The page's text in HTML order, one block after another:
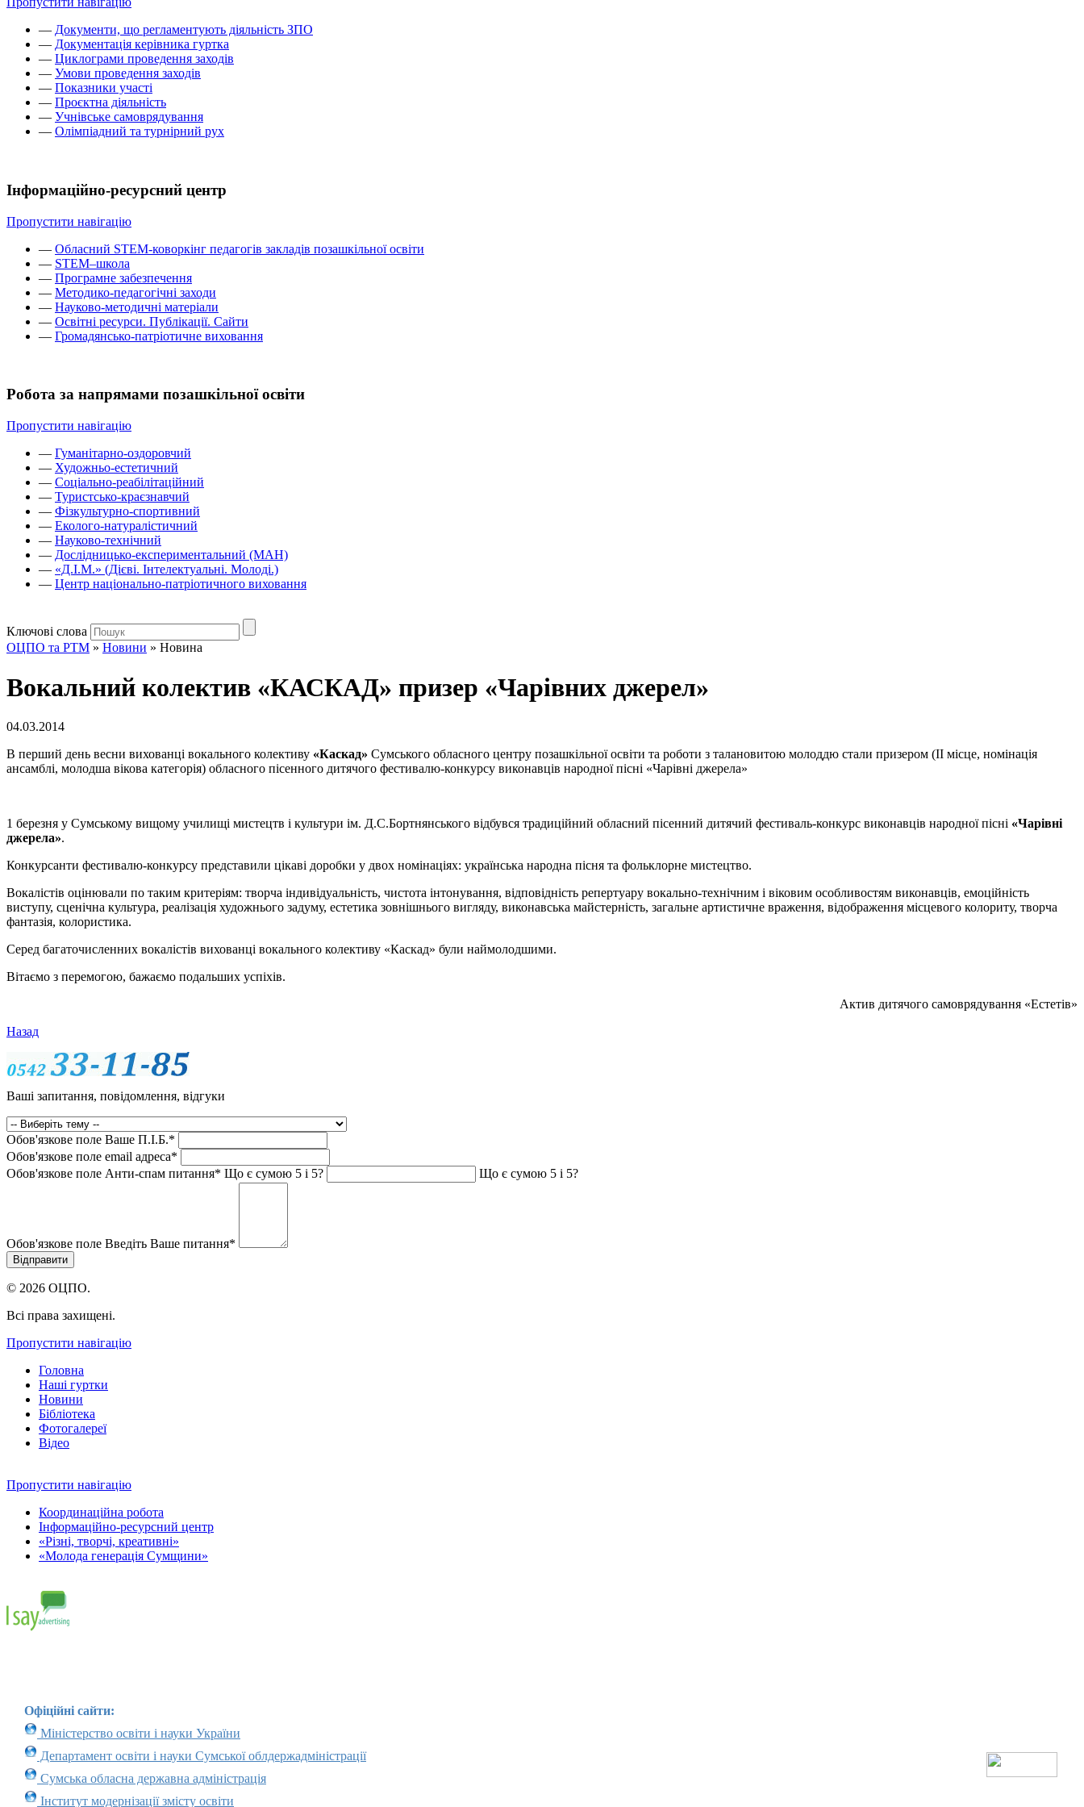
— Документи, що регламентують діяльність ЗПО
— Документація керівника гуртка
— Циклограми проведення заходів
— Умови проведення заходів
— Показники участі
— Проєктна діяльність
— Учнівське самоврядування
— Олімпіадний та турнірний рух
Інформаційно-ресурсний центр
Пропустити навігацію
— Обласний STEM-коворкінг педагогів закладів позашкільної освіти
— STEM–школа
— Програмне забезпечення
— Методико-педагогічні заходи
— Науково-методичні матеріали
— Освітні ресурси. Публікації. Сайти
— Громадянсько-патріотичне виховання
Робота за напрямами позашкільної освіти
Пропустити навігацію
— Гуманітарно-оздоровчий
— Художньо-естетичний
— Соціально-реабілітаційний
— Туристсько-краєзнавчий
— Фізкультурно-спортивний
— Еколого-натуралістичний
— Науково-технічний
— Дослідницько-експериментальний (МАН)
— «Д.І.М.» (Дієві. Інтелектуальні. Молоді.)
— Центр національно-патріотичного виховання
Ключові слова
ОЦПО та РТМ » Новини » Новина
Вокальний колектив «КАСКАД» призер «Чарівних джерел»
04.03.2014
В перший день весни вихованці вокального колективу «Каскад» Сумського обласного центру позашкільної освіти та роботи з талановитою молоддю стали призером (ІІ місце, номінація
ансамблі, молодша вікова категорія) обласного пісенного дитячого фестивалю-конкурсу виконавців народної пісні «Чарівні джерела»
1 березня у Сумському вищому училищі мистецтв і культури ім. Д.С.Бортнянського відбувся традиційний обласний пісенний дитячий фестиваль-конкурс виконавців народної пісні «Чарівні
джерела».
Конкурсанти фестивалю-конкурсу представили цікаві доробки у двох номінаціях: українська народна пісня та фольклорне мистецтво.
Вокалістів оцінювали по таким критеріям: творча індивідуальність, чистота інтонування, відповідність репертуару вокально-технічним і віковим особливостям виконавців, емоційність
виступу, сценічна культура, реалізація художнього задуму, естетика зовнішнього вигляду, виконавська майстерність, загальне артистичне враження, відображення місцевого колориту, творча
фантазія, колористика.
Серед багаточисленних вокалістів вихованці вокального колективу «Каскад» були наймолодшими.
Вітаємо з перемогою, бажаємо подальших успіхів.
Актив дитячого самоврядування «Естетів»
Назад
Ваші запитання, повідомлення, відгуки
Обов'язкове поле Ваше П.I.Б.*
Обов'язкове поле email адреса*
Обов'язкове поле Анти-спам питання* Що є сумою 5 і 5? Що є сумою 5 і 5?
Обов'язкове поле Введіть Ваше питання*
© 2026 ОЦПО.
Всі права захищені.
Пропустити навігацію
Головна
Наші гуртки
Новини
Бібліотека
Фотогалереї
Відео
Пропустити навігацію
Координаційна робота
Інформаційно-ресурсний центр
«Різні, творчі, креативні»
«Молода генерація Сумщини»
Офіційні сайти:
Міністерство освіти і науки України
Департамент освіти і науки Сумської облдержадміністрації
Сумська обласна державна адміністрація
Інститут модернізації змісту освіти